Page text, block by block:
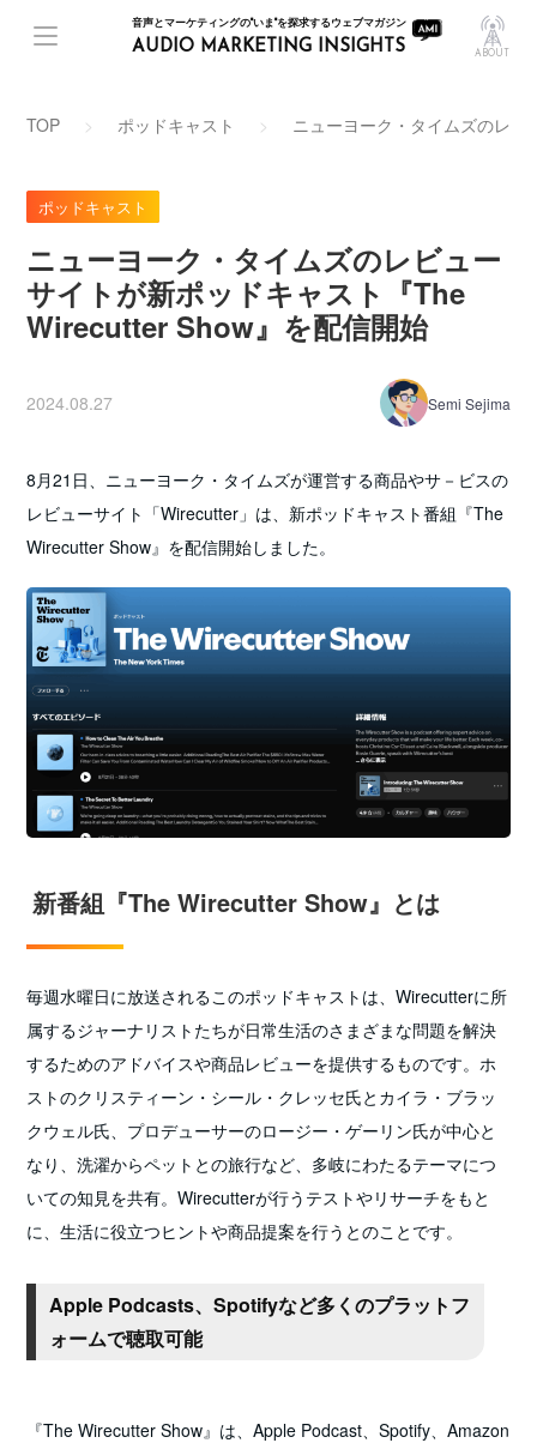
音声とマーケティングの"いま"を探求するウェブマガジン
AUDIO MARKETING INSIGHTS ABOUT
TOP ポッドキャスト ニューヨーク・タイムズのレ
ポッドキャスト
ニューヨーク・タイムズのレビュー
サイトが新ポッドキャスト『The
Wirecutter Show』を配信開始
2024.08.27 Semi Sejima
8月21日、ニューヨーク・タイムズが運営する商品やサ－ビスの
レビューサイト「Wirecutter」は、新ポッドキャスト番組『The
Wirecutter Show』を配信開始しました。
新番組『The Wirecutter Show』とは
毎週水曜日に放送されるこのポッドキャストは、Wirecutterに所
属するジャーナリストたちが日常生活のさまざまな問題を解決
するためのアドバイスや商品レビューを提供するものです。ホ
ストのクリスティーン・シール・クレッセ氏とカイラ・ブラッ
クウェル氏、プロデューサーのロージー・ゲーリン氏が中心と
なり、洗濯からペットとの旅行など、多岐にわたるテーマにつ
いての知見を共有。Wirecutterが行うテストやリサーチをもと
に、生活に役立つヒントや商品提案を行うとのことです。
Apple Podcasts、Spotifyなど多くのプラットフ
ォームで聴取可能
『The Wirecutter Show』は、Apple Podcast、Spotify、Amazon